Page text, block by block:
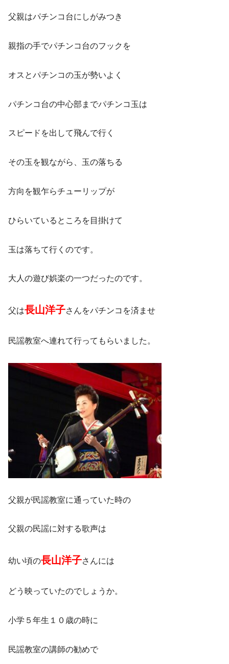
父親はパチンコ台にしがみつき
親指の手でパチンコ台のフックを
オスとパチンコの玉が勢いよく
パチンコ台の中心部までパチンコ玉は
スピードを出して飛んで行く
その玉を観ながら、玉の落ちる
方向を観乍らチューリップが
ひらいているところを目掛けて
玉は落ちて行くのです。
大人の遊び娯楽の一つだったのです。
父は長山洋子さんをパチンコを済ませ
民謡教室へ連れて行ってもらいました。
父親が民謡教室に通っていた時の
父親の民謡に対する歌声は
幼い頃の長山洋子さんには
どう映っていたのでしょうか。
小学５年生１０歳の時に
民謡教室の講師の勧めで